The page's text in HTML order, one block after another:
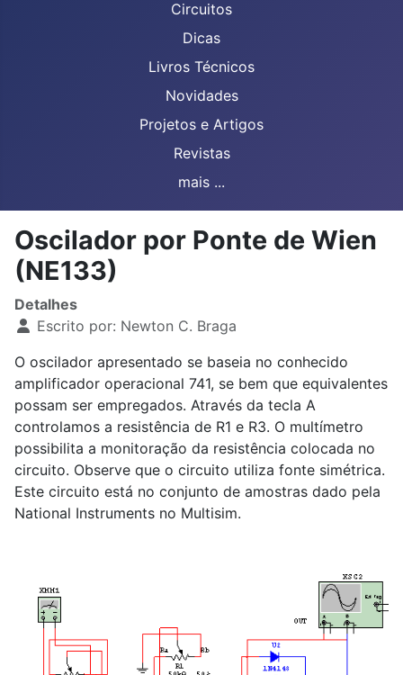
Circuitos
Dicas
Livros Técnicos
Novidades
Projetos e Artigos
Revistas
mais ...
Oscilador por Ponte de Wien
(NE133)
Detalhes
Escrito por: Newton C. Braga
O oscilador apresentado se baseia no conhecido
amplificador operacional 741, se bem que equivalentes
possam ser empregados. Através da tecla A
controlamos a resistência de R1 e R3. O multímetro
possibilita a monitoração da resistência colocada no
circuito. Observe que o circuito utiliza fonte simétrica.
Este circuito está no conjunto de amostras dado pela
National Instruments no Multisim.